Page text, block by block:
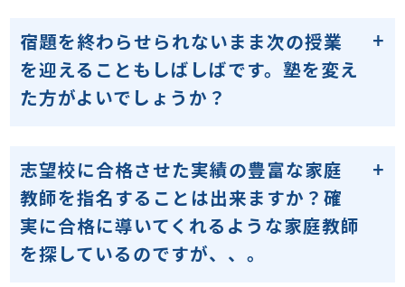
宿題を終わらせられないまま次の授業
を迎えることもしばしばです。塾を変え
た方がよいでしょうか？
志望校に合格させた実績の豊富な家庭
教師を指名することは出来ますか？確
実に合格に導いてくれるような家庭教師
を探しているのですが、、。